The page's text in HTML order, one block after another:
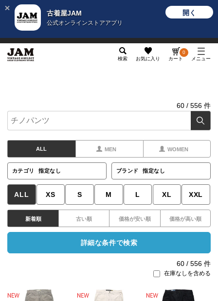
古着屋JAM
公式オンラインストアアプリ
開く
検索 お気に入り カート
0
メニュー
60 / 556 件
ALL MEN WOMEN
カテゴリ 指定なし ブランド 指定なし
ALL XS S M L XL XXL
新着順 古い順 価格が安い順 価格が高い順
詳細な条件で検索
60 / 556 件
在庫なしを含める